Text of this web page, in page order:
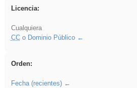
Licencia:
Cualquiera
CCo Dominio Público
Orden:
Fecha (recientes)